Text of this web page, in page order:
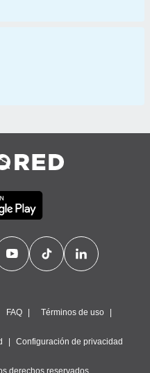
FAQ Términos de uso
Configuración de privacidad
derechos reservados